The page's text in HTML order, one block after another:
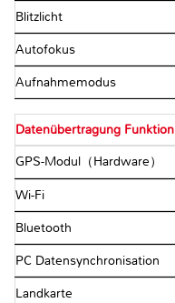
Blitzlicht
Autofokus
Aufnahmemodus
Datenübertragung Funktion
GPS-Modul（Hardware）
Wi-Fi
Bluetooth
PC Datensynchronisation
Landkarte